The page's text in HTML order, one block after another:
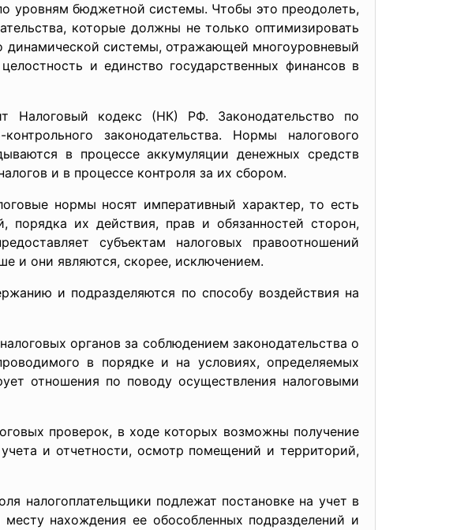
уровням бюджетной системы. Чтобы это преодолеть,
которые должны не только оптимизировать
динамической системы, отражающей многоуровневый
и единство государственных финансов в
Налоговый кодекс (НК) РФ. Законодательство по
законодательства. Нормы налогового
в процессе аккумуляции денежных средств
и в процессе контроля за их сбором.
носят императивный характер, то есть
их действия, прав и обязанностей сторон,
субъектам налоговых правоотношений
и они являются, скорее, исключением.
и подразделяются по способу воздействия на
органов за соблюдением законодательства о
в порядке и на условиях, определяемых
отношения по поводу осуществления налоговыми
проверок, в ходе которых возможны получение
и отчетности, осмотр помещений и территорий,
подлежат постановке на учет в
нахождения ее обособленных подразделений и